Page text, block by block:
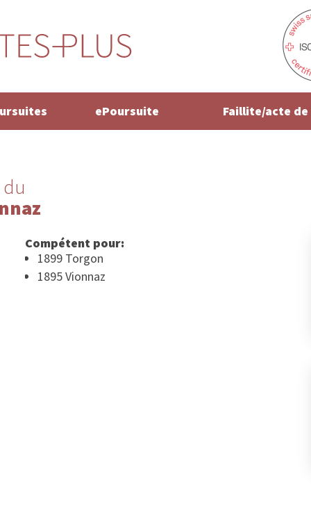
ePoursuite Faillite/acte
Compétent pour:
1899 Torgon
1895 Vionnaz